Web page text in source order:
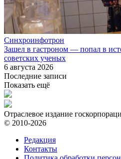
Синхроинфотрон
Зашел в гастроном — попал в
советских ученых
6 августа 2026
Последние записи
Показать ещё
Отраслевое издание
© 2010-2026
Редакция
Контакты